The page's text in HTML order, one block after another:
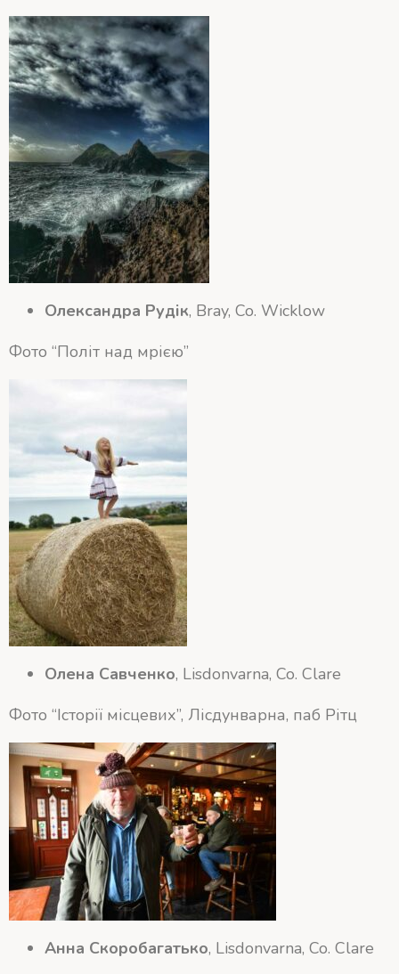
Олександра Рудік, Bray, Co. Wicklow
Фото “Політ над мрією”
Олена Савченко, Lisdonvarna, Co. Clare
Фото “Історії місцевих”, Лісдунварна, паб Рітц
Анна Скоробагатько, Lisdonvarna, Co. Clare